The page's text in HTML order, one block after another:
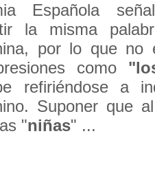
Española
la misma
por lo que no
como
refiriéndose a
Suponer que
"niñas" ...